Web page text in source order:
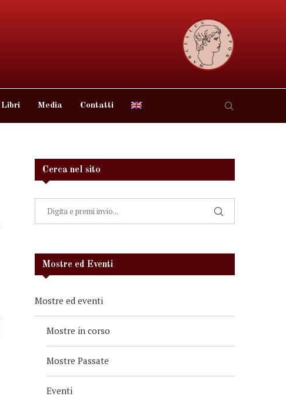
Libri Media Contatti
Cerca nel sito
Mostre ed Eventi
Mostre ed eventi
Mostre in corso
Mostre Passate
Eventi